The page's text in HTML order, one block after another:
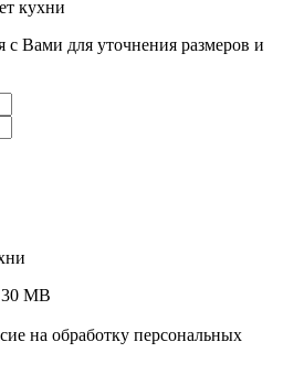
кухни
с Вами для уточнения размеров и
MB
на обработку персональных